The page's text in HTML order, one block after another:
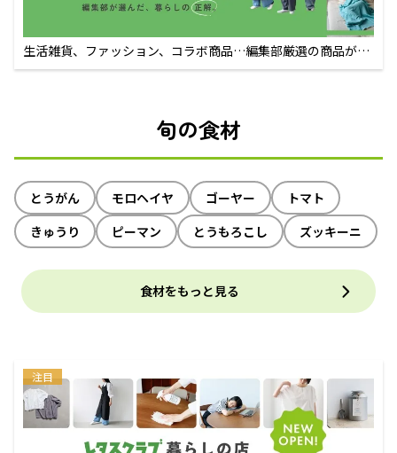
生活雑貨、ファッション、コラボ商品…編集部厳選の商品が買
えるECサイト
旬の食材
とうがん モロヘイヤ ゴーヤー
トマト
きゅうり
ピーマン とうもろこし ズッキーニ
食材をもっと見る
注目